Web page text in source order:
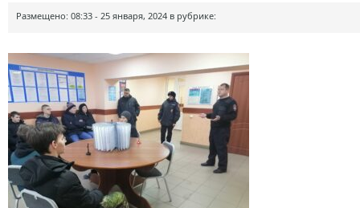
Размещено: 08:33 - 25 января, 2024 в рубрике: